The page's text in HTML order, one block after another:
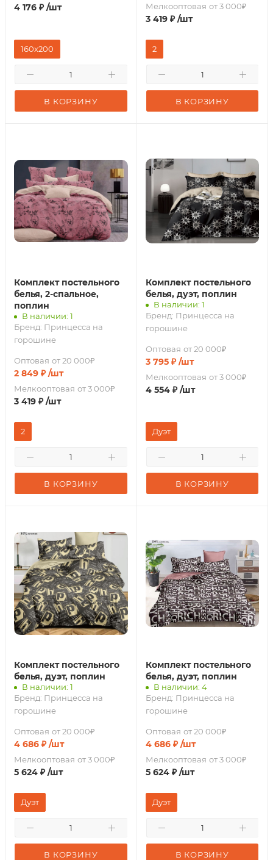
4 176 ₽ /шт
В КОРЗИНУ
160х200
Мелкооптовая от 3 000₽
3 419₽ /шт
В КОРЗИНУ
2
Комплект постельного
белья, 2-спальное,
поплин
В наличии: 1
Бренд: Принцесса на
горошине
Оптовая от 20 000₽
2 849 ₽ /шт
Мелкооптовая от 3 000₽
3 419 ₽ /шт
В КОРЗИНУ
2
Комплект постельного
белья, дуэт, поплин
В наличии: 1
Бренд: Принцесса на
горошине
Оптовая от 20 000₽
3 795₽ /шт
Мелкооптовая от 3 000₽
4 554₽ /шт
В КОРЗИНУ
Дуэт
Комплект постельного
белья, дуэт, поплин
В наличии: 1
Бренд: Принцесса на
горошине
Оптовая от 20 000₽
4 686 ₽ /шт
Мелкооптовая от 3 000₽
5 624 ₽ /шт
В КОРЗИНУ
Дуэт
Комплект постельного
белья, дуэт, поплин
В наличии: 4
Бренд: Принцесса на
горошине
Оптовая от 20 000₽
4 686₽ /шт
Мелкооптовая от 3 000₽
5 624₽ /шт
В КОРЗИНУ
Дуэт